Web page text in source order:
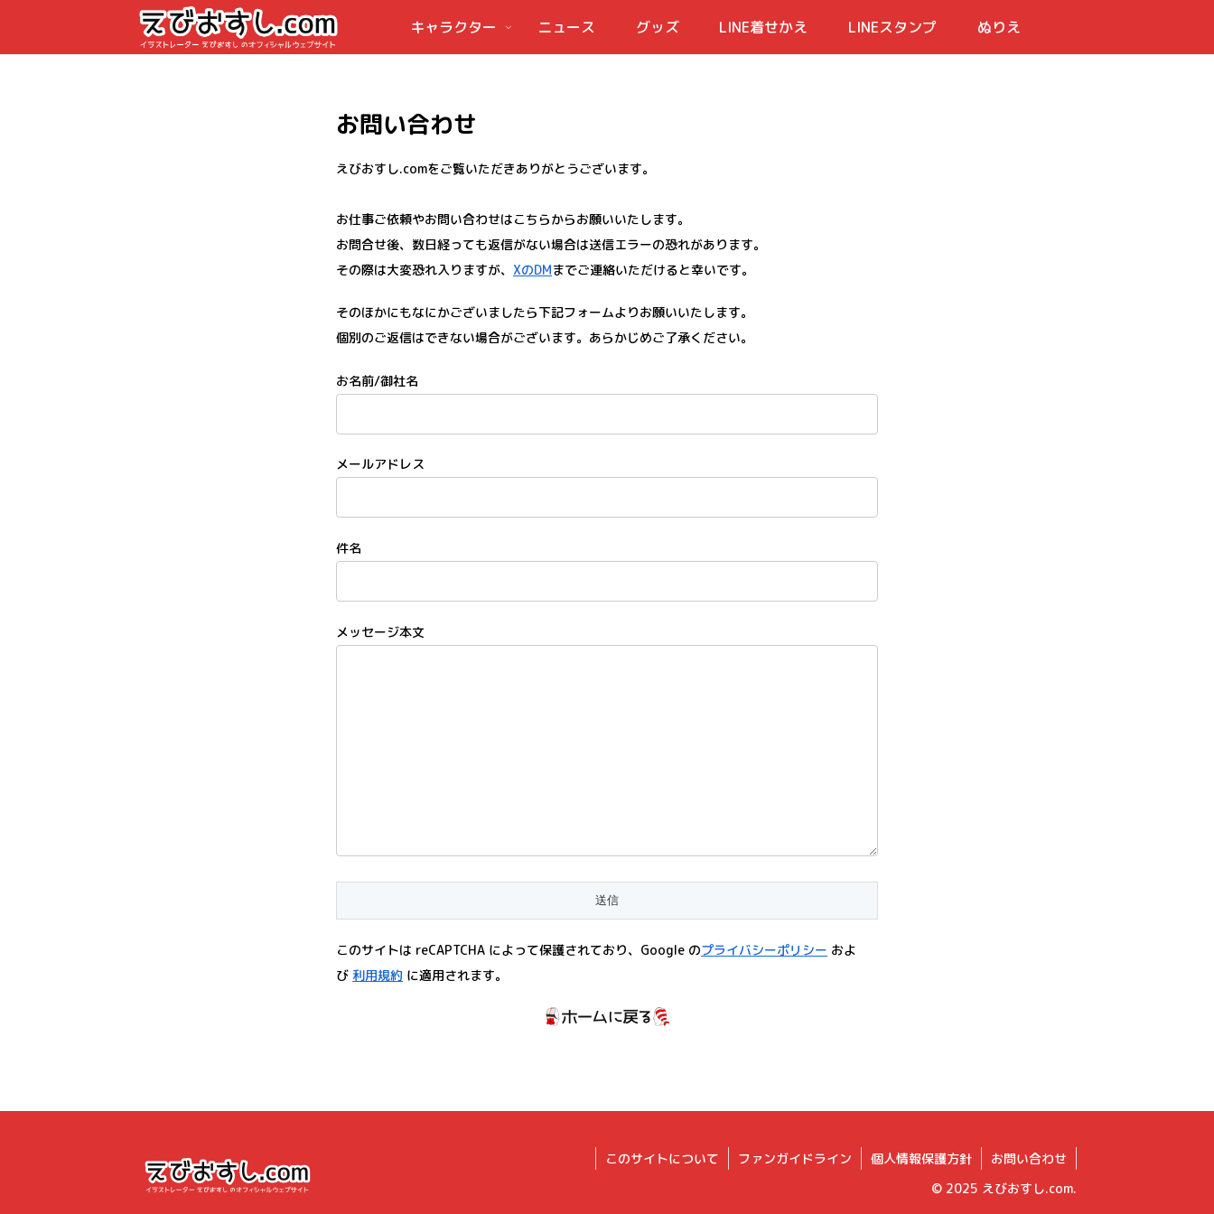
キャラクター ニュース グッズ LINE着せかえ LINEスタンプ ぬりえ
お問い合わせ
えびおすし.comをご覧いただきありがとうございます。
お仕事ご依頼やお問い合わせはこちらからお願いいたします。​
お問合せ後、数日経っても返信がない場合は送信エラーの恐れがあります。
その際は大変恐れ入りますが、 XのDMまでご連絡いただけると幸いです。
そのほかにもなにかございましたら下記フォームよりお願いいたします。
個別のご返信はできない場合がございます。あらかじめご了承ください。
お名前/御社名
メールアドレス
件名
メッセージ本文
このサイトは reCAPTCHA によって保護されており、Google のプライバシーポリシー およ
び 利用規約 に適用されます。
このサイトについて ファンガイドライン 個人情報保護方針
お問い合わせ
© 2025 えびおすし.com.